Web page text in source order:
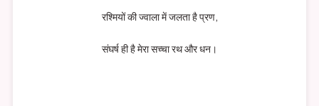
रश्मियों की ज्वाला में जलता है प्रण,
संघर्ष ही है मेरा सच्चा रथ और धन।